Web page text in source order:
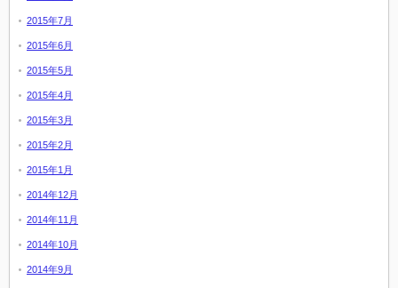
2015年7月
2015年6月
2015年5月
2015年4月
2015年3月
2015年2月
2015年1月
2014年12月
2014年11月
2014年10月
2014年9月